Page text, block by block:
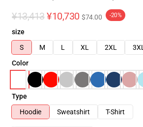
¥13,413 ¥10,730 $74.00 -20%
size
S
M L XL 2XL
3XL
Color
Type
Hoodie
Sweatshirt T-Shirt